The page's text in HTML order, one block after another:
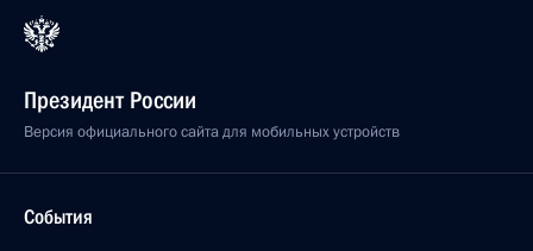
Президент России
Версия официального сайта для мобильных устройств
События